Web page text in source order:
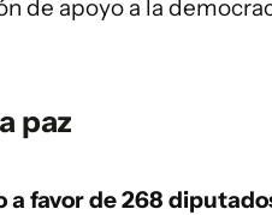
de apoyo a la
paz
a favor de 268